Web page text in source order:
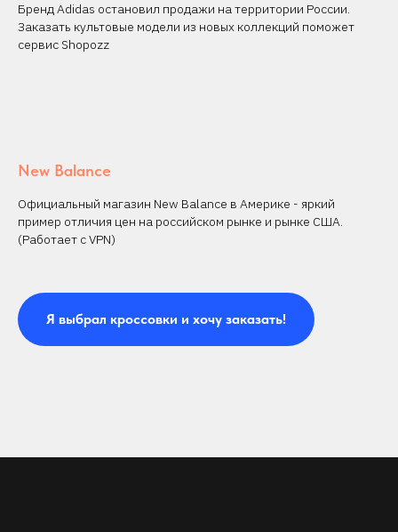
Бренд Adidas остановил продажи на территории России.
Заказать культовые модели из новых коллекций поможет
сервис Shopozz
New Balance
Официальный магазин New Balance в Америке - яркий
пример отличия цен на российском рынке и рынке США.
(Работает с VPN)
Я выбрал кроссовки и хочу заказать!